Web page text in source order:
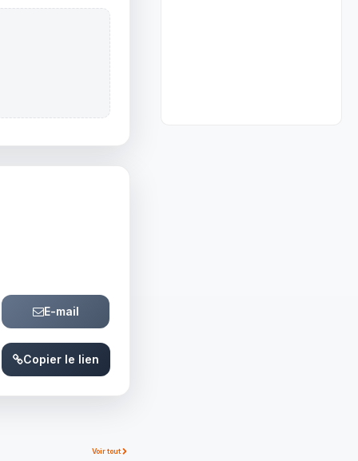
E-mail
Copier le lien
Voir tout